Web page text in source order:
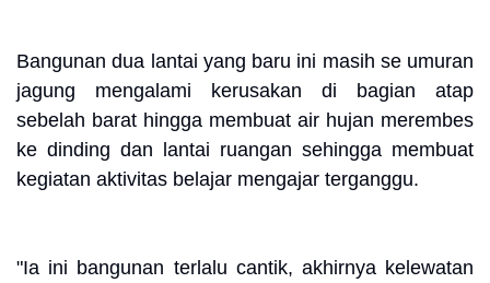
Bangunan dua lantai yang baru ini masih se umuran
jagung mengalami kerusakan di bagian atap
sebelah barat hingga membuat air hujan merembes
ke dinding dan lantai ruangan sehingga membuat
kegiatan aktivitas belajar mengajar terganggu.
"Ia ini bangunan terlalu cantik, akhirnya kelewatan